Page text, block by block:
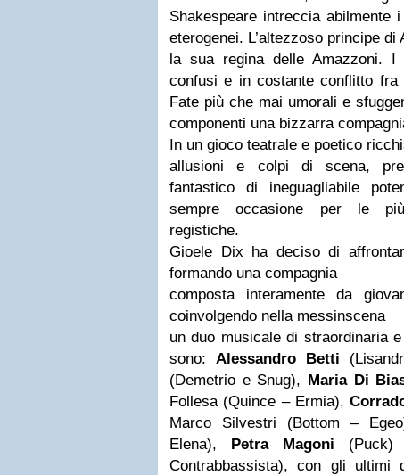
Shakespeare intreccia abilmente
eterogenei. L’altezzoso principe
la sua regina delle Amazzoni. I
confusi e in costante conflitto
Fate più che mai umorali e
componenti una bizzarra
In un gioco teatrale e poetico
allusioni e colpi di scena,
fantastico di ineguagliabile
sempre occasione per le
registiche.
Gioele Dix ha deciso di
formando una compagnia
composta interamente da
coinvolgendo nella messinscena
un duo musicale di straordinaria
sono: Alessandro Betti
(Demetrio e Snug), Maria Di
Follesa (Quince – Ermia),
Marco Silvestri (Bottom –
Elena), Petra Magoni (Puck)
Contrabbassista), con gli ultimi